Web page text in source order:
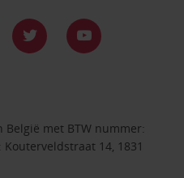
met BTW nummer:
Kouterveldstraat 14, 1831